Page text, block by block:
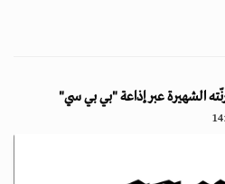
الشهيرة عبر إذاعة "بي بي سي"